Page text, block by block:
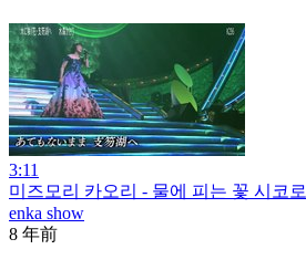
3:11
미즈모리 카오리 - 물에 피는 꽃 시코로
enka show
8 年前